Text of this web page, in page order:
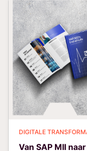
DIGITALE
Van SAP MII